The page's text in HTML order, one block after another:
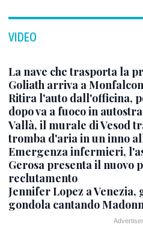
VIDEO
La nave che trasporta la
Goliath arriva a
Ritira l'auto dall'officina,
dopo va a fuoco in
Vallà, il murale di Vesod
tromba d'aria in un inno
Emergenza infermieri,
Gerosa presenta il nuovo
reclutamento
Jennifer Lopez a Venezia,
gondola cantando